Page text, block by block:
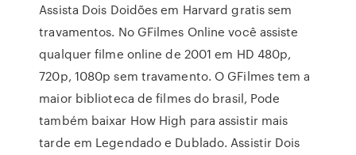
Assista Dois Doidões em Harvard gratis sem
travamentos. No GFilmes Online você assiste
qualquer filme online de 2001 em HD 480p,
720p, 1080p sem travamento. O GFilmes tem a
maior biblioteca de filmes do brasil, Pode
também baixar How High para assistir mais
tarde em Legendado e Dublado. Assistir Dois